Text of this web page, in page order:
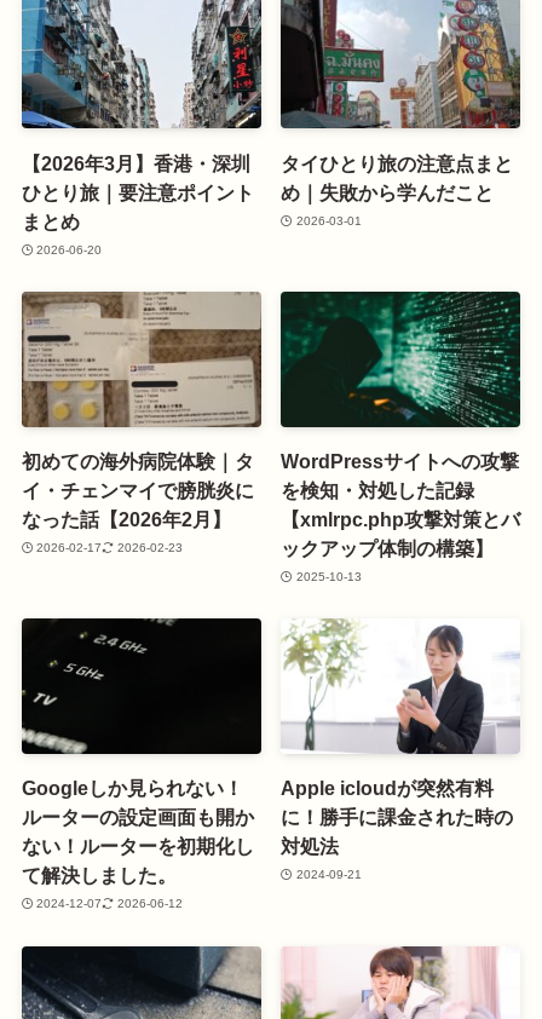
【2026年3月】香港・深圳
ひとり旅｜要注意ポイント
まとめ
2026-06-20
タイひとり旅の注意点まと
め｜失敗から学んだこと
2026-03-01
初めての海外病院体験｜タ
イ・チェンマイで膀胱炎に
なった話【2026年2月】
2026-02-17 2026-02-23
WordPressサイトへの攻撃
を検知・対処した記録
【xmlrpc.php攻撃対策とバ
ックアップ体制の構築】
2025-10-13
Googleしか見られない！
ルーターの設定画面も開か
ない！ルーターを初期化し
て解決しました。
2024-12-07 2026-06-12
Apple icloudが突然有料
に！勝手に課金された時の
対処法
2024-09-21